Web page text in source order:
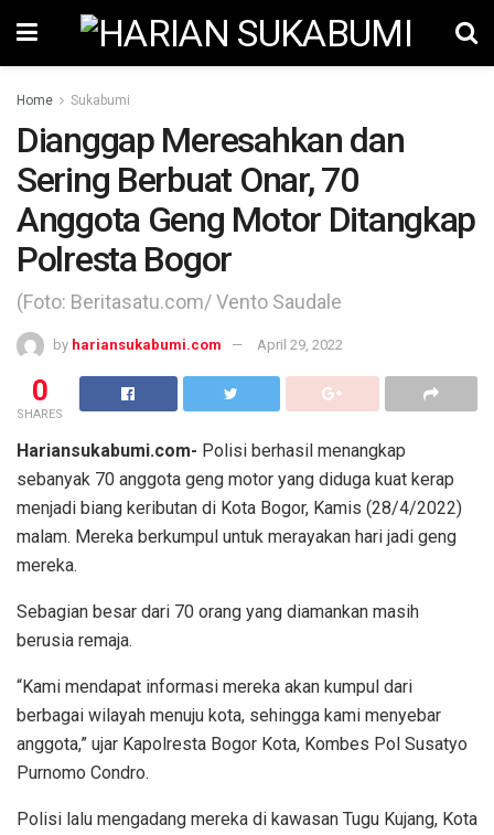
Home Sukabumi
Dianggap Meresahkan dan
Sering Berbuat Onar, 70
Anggota Geng Motor Ditangkap
Polresta Bogor
(Foto: Beritasatu.com/ Vento Saudale
by hariansukabumi.com April 29, 2022
0
SHARES
Hariansukabumi.com- Polisi berhasil menangkap
sebanyak 70 anggota geng motor yang diduga kuat kerap
menjadi biang keributan di Kota Bogor, Kamis (28/4/2022)
malam. Mereka berkumpul untuk merayakan hari jadi geng
mereka.
Sebagian besar dari 70 orang yang diamankan masih
berusia remaja.
“Kami mendapat informasi mereka akan kumpul dari
berbagai wilayah menuju kota, sehingga kami menyebar
anggota,” ujar Kapolresta Bogor Kota, Kombes Pol Susatyo
Purnomo Condro.
Polisi lalu mengadang mereka di kawasan Tugu Kujang, Kota